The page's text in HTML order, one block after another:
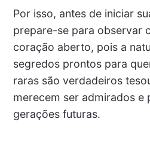
Por isso, antes de iniciar
prepare-se para observar
coração aberto, pois a
segredos prontos para
raras são verdadeiros
merecem ser admirados e
gerações futuras.